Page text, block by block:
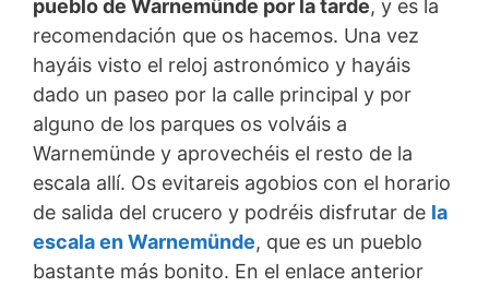
pueblo de Warnemünde por la tarde, y es la
recomendación que os hacemos. Una vez
hayáis visto el reloj astronómico y hayáis
dado un paseo por la calle principal y por
alguno de los parques os volváis a
Warnemünde y aprovechéis el resto de la
escala allí. Os evitareis agobios con el horario
de salida del crucero y podréis disfrutar de la
escala en Warnemünde, que es un pueblo
bastante más bonito. En el enlace anterior